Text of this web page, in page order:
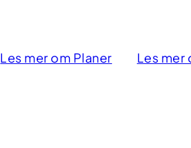
Les mer om Planer Les mer